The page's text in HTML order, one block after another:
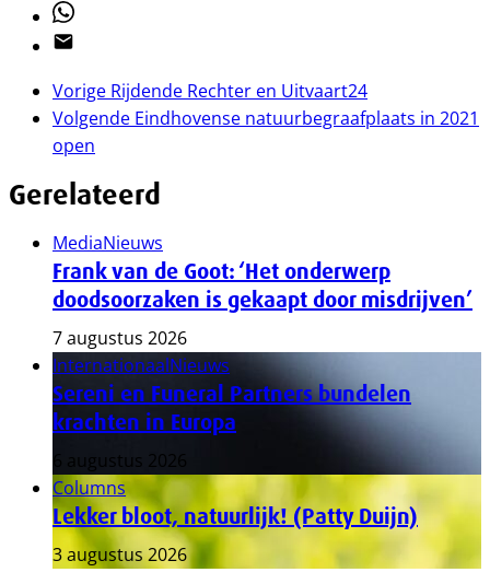
Whatsapp
Email
Vorige Rijdende Rechter en Uitvaart24
Volgende Eindhovense natuurbegraafplaats in 2021
open
Gerelateerd
MediaNieuws
Frank van de Goot: ‘Het onderwerp
doodsoorzaken is gekaapt door misdrijven’
7 augustus 2026
InternationaalNieuws
Sereni en Funeral Partners bundelen
krachten in Europa
6 augustus 2026
Columns
Lekker bloot, natuurlijk! (Patty Duijn)
3 augustus 2026